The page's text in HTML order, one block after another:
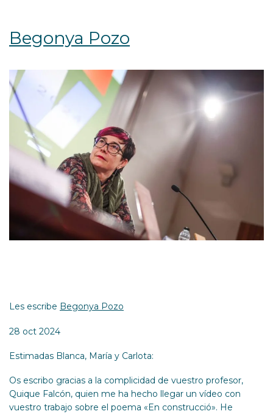
Begonya Pozo
Les escribe Begonya Pozo
28 oct 2024
Estimadas Blanca, María y Carlota:
Os escribo gracias a la complicidad de vuestro profesor,
Quique Falcón, quien me ha hecho llegar un vídeo con
vuestro trabajo sobre el poema «En construcció». He